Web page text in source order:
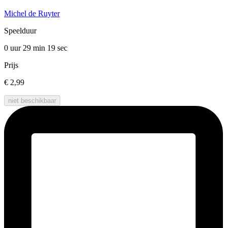
Michel de Ruyter
Speelduur
0 uur 29 min 19 sec
Prijs
€ 2,99
niet beschikbaar